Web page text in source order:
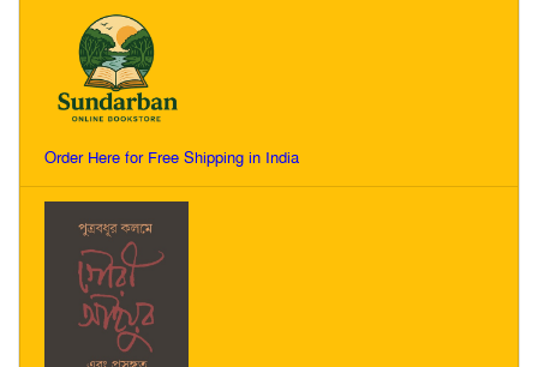
Order Here for Free Shipping in India